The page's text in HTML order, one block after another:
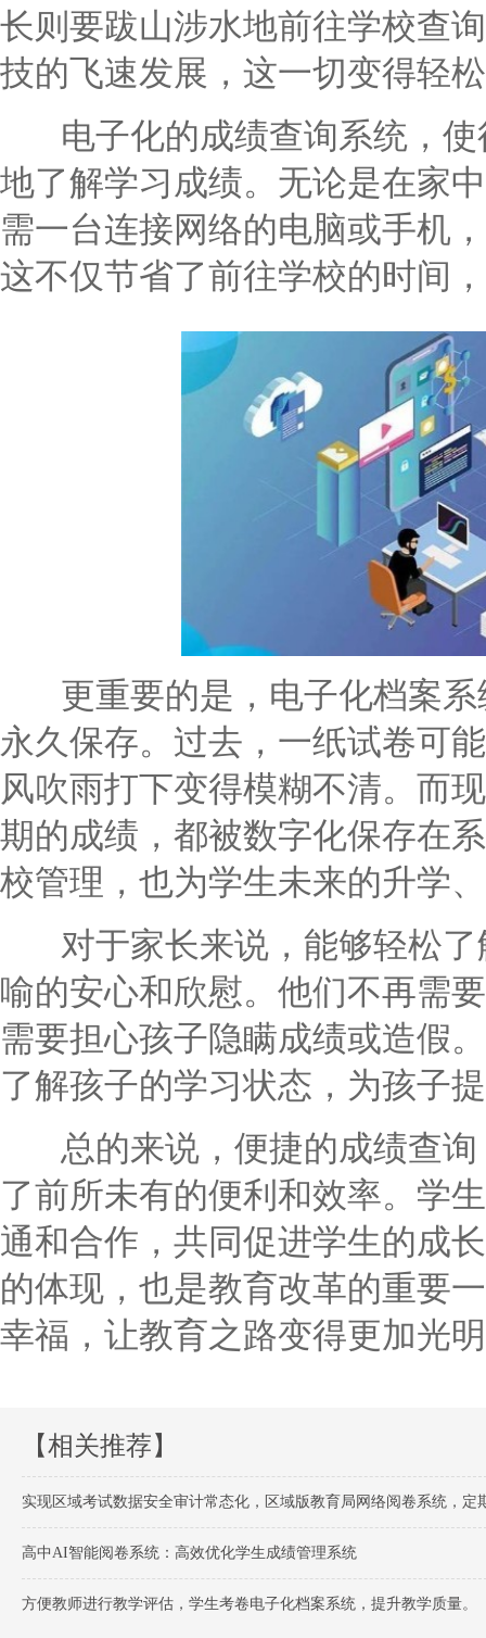
长则要跋山涉水地前往学校查
技的飞速发展，这一切变得轻
电子化的成绩查询系统，使
地了解学习成绩。无论是在家
需一台连接网络的电脑或手机
这不仅节省了前往学校的时间
更重要的是，电子化档案系
永久保存。过去，一纸试卷可
风吹雨打下变得模糊不清。而
期的成绩，都被数字化保存在
校管理，也为学生未来的升学
对于家长来说，能够轻松了
喻的安心和欣慰。他们不再需
需要担心孩子隐瞒成绩或造假
了解孩子的学习状态，为孩子
总的来说，便捷的成绩查询
了前所未有的便利和效率。学
通和合作，共同促进学生的成
的体现，也是教育改革的重要
幸福，让教育之路变得更加光
【相关推荐】
实现区域考试数据安全审计常态化，区域版教育局网络阅卷系统，
高中AI智能阅卷系统：高效优化学生成绩管理系统
方便教师进行教学评估，学生考卷电子化档案系统，提升教学质量。